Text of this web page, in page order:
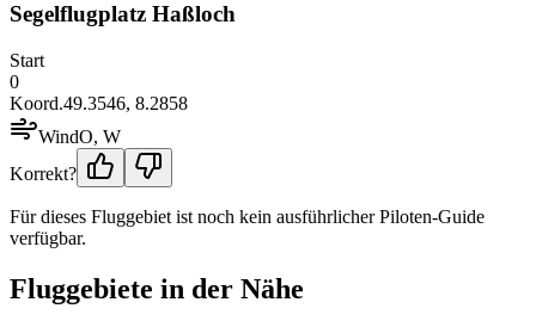
Segelflugplatz Haßloch
Start
0
Koord.49.3546, 8.2858
WindO, W
Korrekt?
Für dieses Fluggebiet ist noch kein ausführlicher Piloten-Guide
verfügbar.
Fluggebiete in der Nähe